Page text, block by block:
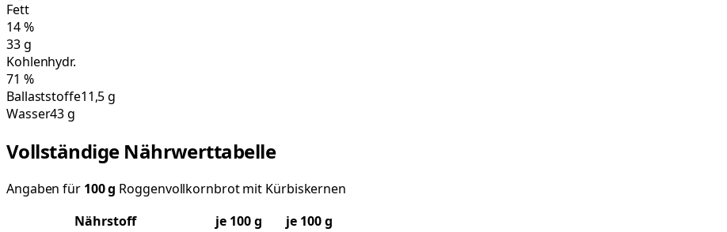
Fett
14%
33g
Kohlenhydr.
71 %
Ballaststoffe11,5 g
Wasser43 g
Vollständige Nährwerttabelle
Angaben für 100g Roggenvollkornbrot mit Kürbiskernen
Nährstoff
je 100g
je 100 g